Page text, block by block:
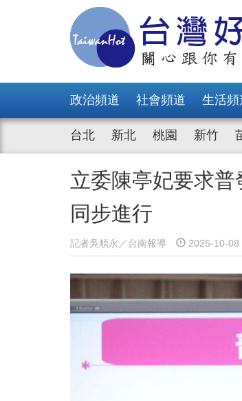
政治頻道 社會頻道 生活頻
台北 新北 桃園 新竹
立委陳亭妃要求
同步進行
記者吳順永／台南報導 2025-10-08